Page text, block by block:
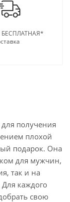
БЕСПЛАТНАЯ*
получения
плохой
подарок. Она
для мужчин,
так и на
Для каждого
свою